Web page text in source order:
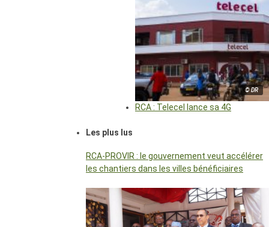
© DR
RCA : Telecel lance sa 4G
Les plus lus
RCA-PROVIR : le gouvernement veut accélérer
les chantiers dans les villes bénéficiaires